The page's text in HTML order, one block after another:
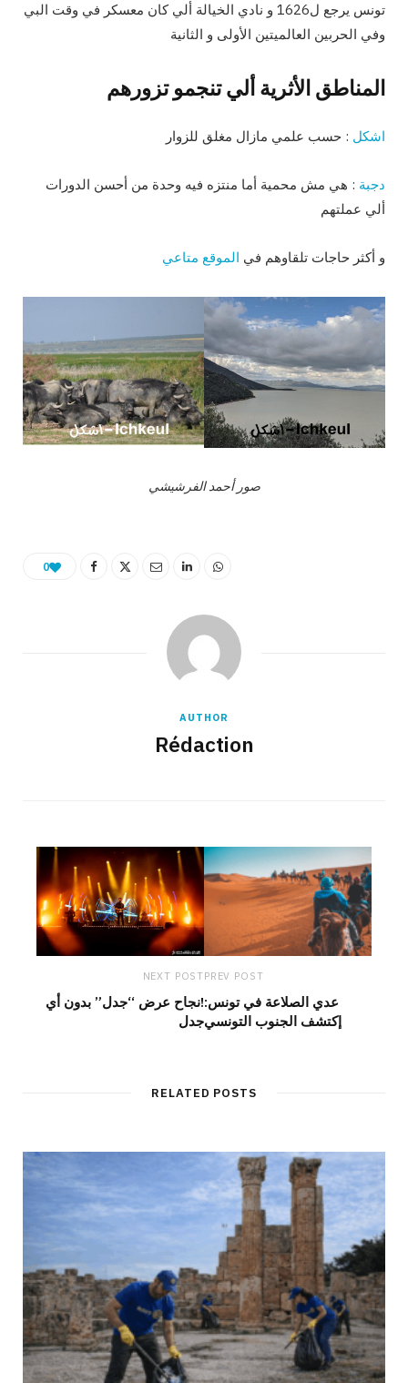
تونس يرجع ل1626 و نادي الخيالة ألي كان معسكر في وقت البي
وفي الحربين العالميتين الأولى و الثانية
المناطق الأثرية ألي تنجمو تزورهم
اشكل : حسب علمي مازال مغلق للزوار
دجبة : هي مش محمية أما منتزه فيه وحدة من أحسن الدورات
ألي عملتهم
و أكثر حاجات تلقاوهم في الموقع متاعي
صور أحمد الفرشيشي
0
AUTHOR
Rédaction
PREV POST
عدي الصلاعة في تونس:
إكتشف الجنوب التونسي
NEXT POST
!نجاح عرض “جدل” بدون أي
جدل
RELATED POSTS